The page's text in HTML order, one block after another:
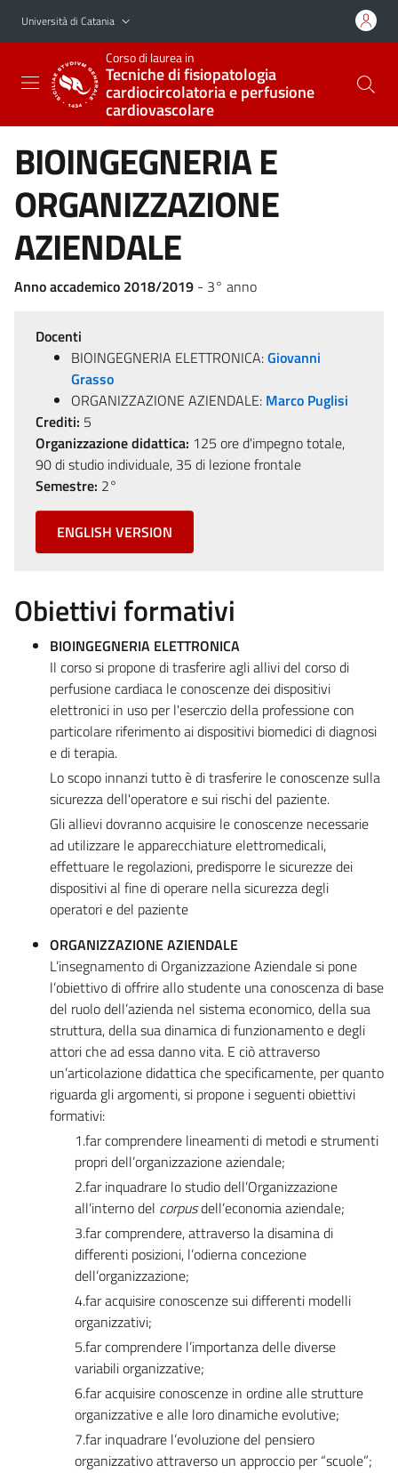
Vai al contenuto principale
Vai al menu di navigazione
Università di Catania
Corso di laurea in
Tecniche di fisiopatologia
cardiocircolatoria e perfusione
cardiovascolare
BIOINGEGNERIA E
ORGANIZZAZIONE
AZIENDALE
Anno accademico 2018/2019 - 3° anno
Docenti
BIOINGEGNERIA ELETTRONICA:Giovanni
Grasso
ORGANIZZAZIONE AZIENDALE: Marco Puglisi
Crediti: 5
Organizzazione didattica: 125 ore d'impegno totale,
90 di studio individuale, 35 di lezione frontale
Semestre: 2°
ENGLISH VERSION
Obiettivi formativi
BIOINGEGNERIA ELETTRONICA
Il corso si propone di trasferire agli allivi del corso di
perfusione cardiaca le conoscenze dei dispositivi
elettronici in uso per l'eserczio della professione con
particolare riferimento ai dispositivi biomedici di diagnosi
e di terapia.
Lo scopo innanzi tutto è di trasferire le conoscenze sulla
sicurezza dell'operatore e sui rischi del paziente.
Gli allievi dovranno acquisire le conoscenze necessarie
ad utilizzare le apparecchiature elettromedicali,
effettuare le regolazioni, predisporre le sicurezze dei
dispositivi al fine di operare nella sicurezza degli
operatori e del paziente
ORGANIZZAZIONE AZIENDALE
L’insegnamento di Organizzazione Aziendale si pone
l’obiettivo di offrire allo studente una conoscenza di base
del ruolo dell’azienda nel sistema economico, della sua
struttura, della sua dinamica di funzionamento e degli
attori che ad essa danno vita. E ciò attraverso
un’articolazione didattica che specificamente, per quanto
riguarda gli argomenti, si propone i seguenti obiettivi
formativi:
1.far comprendere lineamenti di metodi e strumenti
propri dell’organizzazione aziendale;
2.far inquadrare lo studio dell’Organizzazione
all’interno del corpusdell’economia aziendale;
3.far comprendere, attraverso la disamina di
differenti posizioni, l’odierna concezione
dell’organizzazione;
4.far acquisire conoscenze sui differenti modelli
organizzativi;
5.far comprendere l’importanza delle diverse
variabili organizzative;
6.far acquisire conoscenze in ordine alle strutture
organizzative e alle loro dinamiche evolutive;
7.far inquadrare l’evoluzione del pensiero
organizzativo attraverso un approccio per “scuole”;